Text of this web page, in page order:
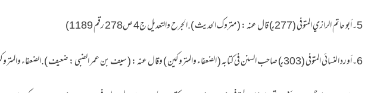
5۔أبو حاتم الرازي المتوفى (277هـ) قال عنه : ( متروك الحديث ).الجرح والتعديل ج4 ص278 رقم 1189)
6۔أورد النسائي المتوفى (303هـ) صاحب السنن في كتابه ( الضعفاء والمتروكين ) وقال عنه : ( سيف بن عمر الضبي : ضعيف ).الضعفاء والمتروكين للنسائي رقم 256)